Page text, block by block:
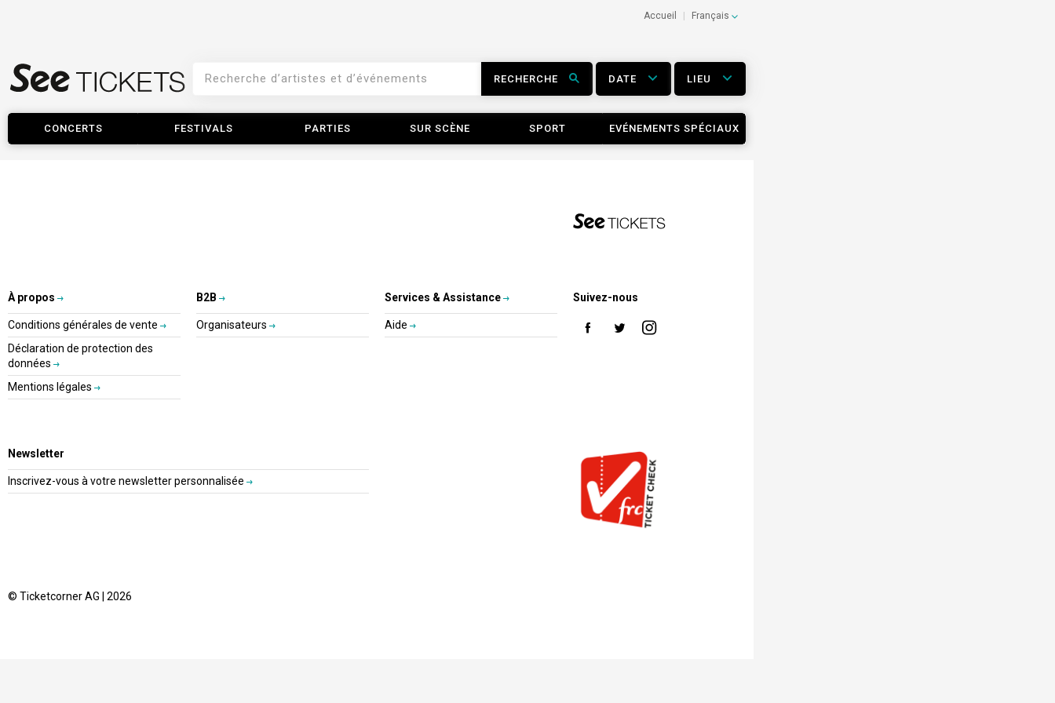
Accueil Français
RECHERCHE DATE LIEU
CONCERTS FESTIVALS PARTIES SUR SCÈNE SPORT EVÉNEMENTS SPÉCIAUX
À propos
Conditions générales de vente
Déclaration de protection des
données
Mentions légales
B2B
Organisateurs
Services & Assistance
Aide
Suivez-nous
Newsletter
Inscrivez-vous à votre newsletter personnalisée
© Ticketcorner AG | 2026